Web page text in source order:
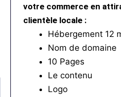
votre commerce en
clientèle locale :
Hébergement 12
Nom de domaine
10 Pages
Le contenu
Logo